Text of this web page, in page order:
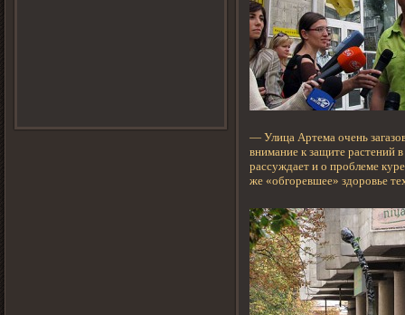
— Улица Артема очень
внимание к защите растений
рассуждает и о проблеме
же «обгоревшее» здоровье